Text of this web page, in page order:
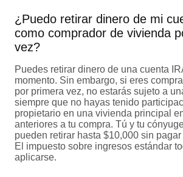
¿Puedo retirar dinero de mi
como comprador de vivienda
vez?
Puedes retirar dinero de una cuenta
momento. Sin embargo, si eres
por primera vez, no estarás sujeto a
siempre que no hayas tenido
propietario en una vivienda principal
anteriores a tu compra. Tú y tu
pueden retirar hasta $10,000 sin
El impuesto sobre ingresos estándar
aplicarse.